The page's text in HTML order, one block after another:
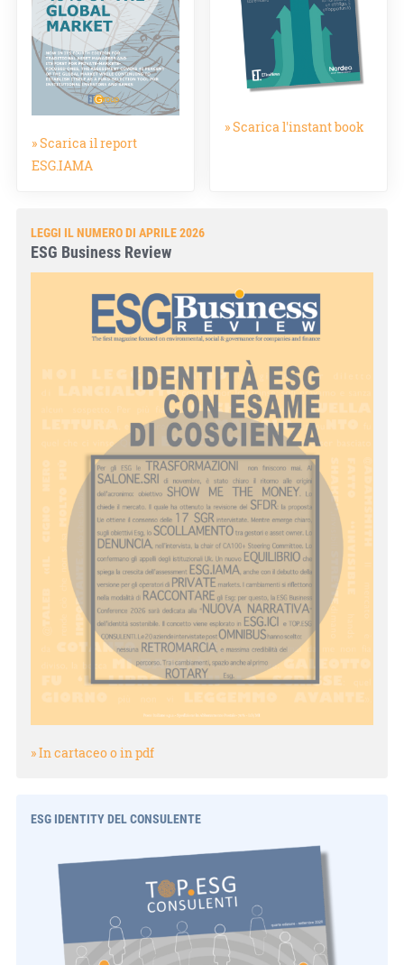
» Scarica il report
ESG.IAMA
» Scarica l'instant book
LEGGI IL NUMERO DI APRILE 2026
ESG Business Review
» In cartaceo o in pdf
ESG IDENTITY DEL CONSULENTE